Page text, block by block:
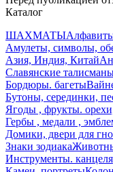
Каталог
ШАХМАТЫ
Амулеты, символы,
Азия, Индия, Китай
Славянские
Бордюры. багеты
Бутоны, серединки,
Ягоды , фрукты.
Гербы , медали ,
Домики, двери для
Знаки зодиака
Инструменты.